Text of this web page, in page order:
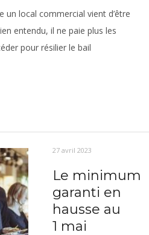
local commercial vient d’être
entendu, il ne paie plus les
pour résilier le bail
27 avril 2023
Le minimum
garanti en
hausse au
1 mai